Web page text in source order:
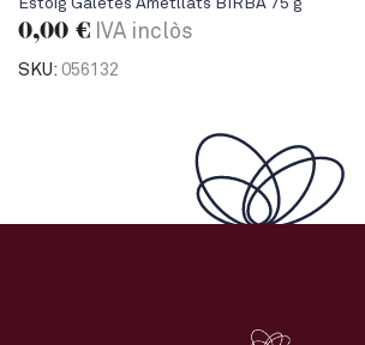
Estoig Galetes Ametllats BIRBA 75 g
0,00 € IVA inclòs
SKU: 056132